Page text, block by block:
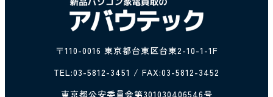
〒110-0016 東京都台東区台東2-10-1-1F
TEL:03-5812-3451 / FAX:03-5812-3452
東京都公安委員会第301030406546号